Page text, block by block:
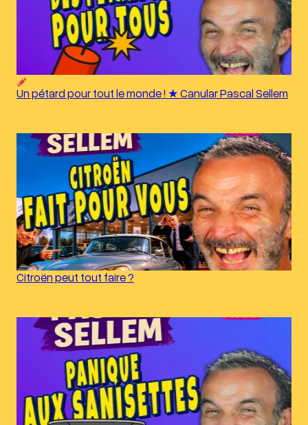
Un pétard pour tout le monde ! ★ Canular Pascal Sellem
Citroën peut tout faire ?